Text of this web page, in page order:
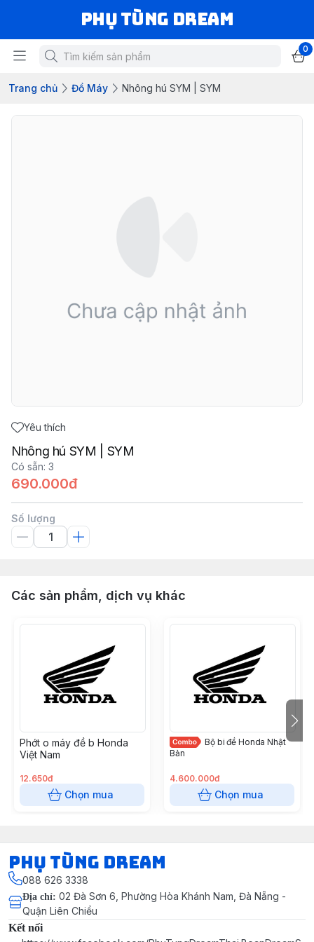
Phụ Tùng Dream
0
Trang chủ Đồ Máy Nhông hú SYM | SYM
Yêu thích
Nhông hú SYM | SYM
Có sẵn: 3
690.000đ
Số lượng
Các sản phẩm, dịch vụ khác
Phớt o máy đề b Honda
Việt Nam
12.650đ
Chọn mua
Bộ bi đề Honda Nhật
Bản
4.600.000đ
Chọn mua
Phụ Tùng Dream
088 626 3338
Địa chỉ: 02 Đà Sơn 6, Phường Hòa Khánh Nam, Đà Nẵng -
Quận Liên Chiểu
Kết nối